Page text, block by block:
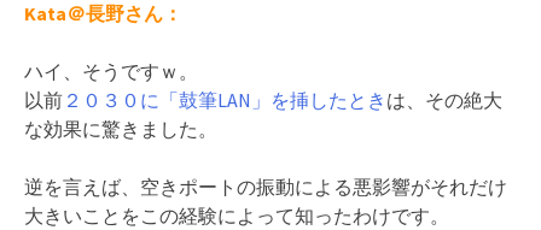
Kata＠長野さん：
ハイ、そうですｗ。
以前 ２０３０に「鼓筆LAN」を挿したとき は、その絶大
な効果に驚きました。
逆を言えば、空きポートの振動による悪影響がそれだけ
大きいことをこの経験によって知ったわけです。